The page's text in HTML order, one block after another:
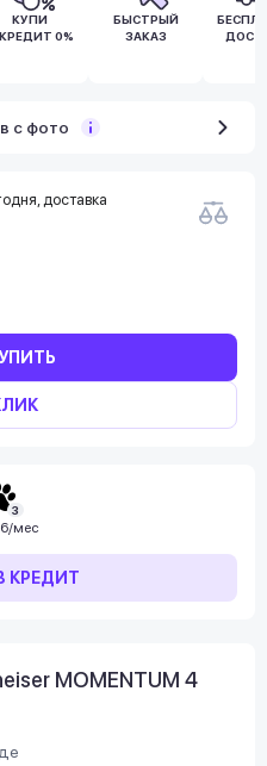
КУПИ
0%
БЫСТРЫЙ
ЗАКАЗ
с фото
доставка
3
мес
КРЕДИТ
MOMENTUM 4